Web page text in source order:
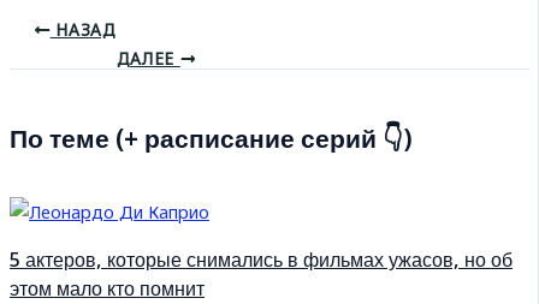
НАЗАД
ДАЛЕЕ
По теме (+ расписание серий 👇)
5 актеров, которые снимались в фильмах ужасов, но об
этом мало кто помнит